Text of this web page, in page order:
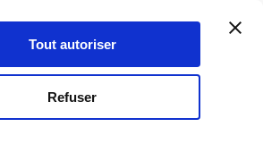
Tout autoriser
Refuser
Se connecter